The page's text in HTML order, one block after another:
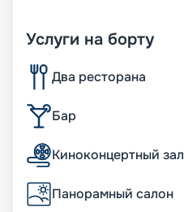
Услуги на борту
Два ресторана
Бар
Киноконцертный зал
Панорамный салон